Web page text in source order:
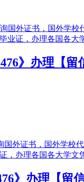
》办理【
》办理【